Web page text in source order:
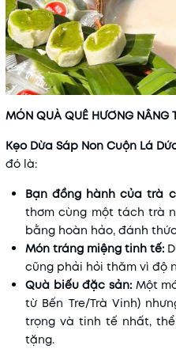
MÓN QUÀ QUÊ HƯƠNG NÂNG
Kẹo Dừa Sáp Non Cuộn Lá
đó là:
Bạn đồng hành của trà
thơm cùng một tách trà
bằng hoàn hảo, đánh
Món tráng miệng tinh tế:
cũng phải hỏi thăm vì độ
Quà biếu đặc sản:Một
từ Bến Tre/Trà Vinh)
trọng và tinh tế nhất,
tặng.